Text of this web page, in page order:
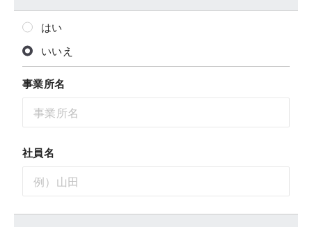
はい
いいえ
事業所名
社員名